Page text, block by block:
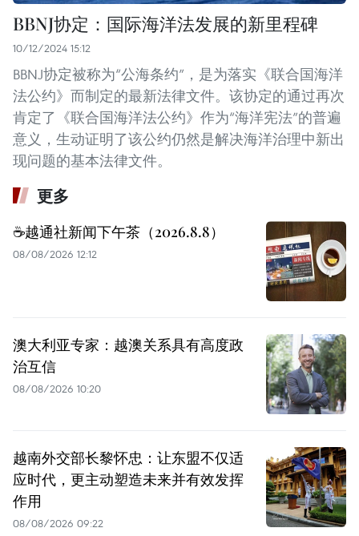
BBNJ协定：国际海洋法发展的新里程碑
10/12/2024 15:12
BBNJ协定被称为“公海条约”，是为落实《联合国海洋
法公约》而制定的最新法律文件。该协定的通过再次
肯定了《联合国海洋法公约》作为“海洋宪法”的普遍
意义，生动证明了该公约仍然是解决海洋治理中新出
现问题的基本法律文件。
更多
☕️越通社新闻下午茶（2026.8.8）
08/08/2026 12:12
澳大利亚专家：越澳关系具有高度政
治互信
08/08/2026 10:20
越南外交部长黎怀忠：让东盟不仅适
应时代，更主动塑造未来并有效发挥
作用
08/08/2026 09:22